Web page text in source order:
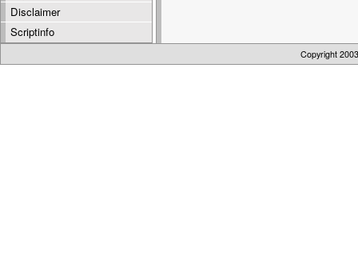
Disclaimer
Scriptinfo
Copyright